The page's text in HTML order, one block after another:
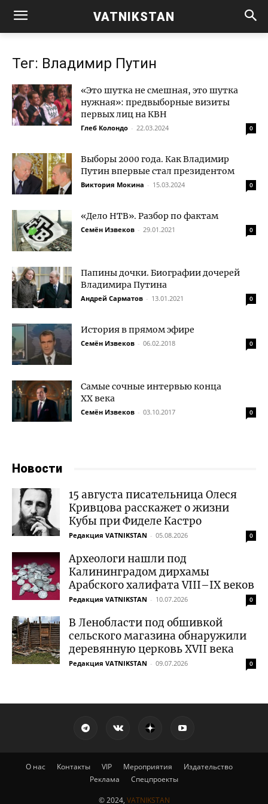
VATNIKSTAN
Тег: Владимир Путин
«Это шутка не смешная, это шутка
нужная»: предвыборные визиты
первых лиц на КВН
Глеб Колондо - 22.03.2024 0
Выборы 2000 года. Как Владимир
Путин впервые стал президентом
Виктория Мокина - 15.03.2024 0
«Дело НТВ». Разбор по фактам
Семён Извеков - 29.01.2021 0
Папины дочки. Биографии дочерей
Владимира Путина
Андрей Сарматов - 13.01.2021 0
История в прямом эфире
Семён Извеков - 06.02.2018 0
Самые сочные интервью конца
XX века
Семён Извеков - 03.10.2017 0
Новости
15 августа писательница Олеся
Кривцова расскажет о жизни
Кубы при Фиделе Кастро
Редакция VATNIKSTAN - 05.08.2026 0
Археологи нашли под
Калининградом дирхамы
Арабского халифата VIII–IX веков
Редакция VATNIKSTAN - 10.07.2026 0
В Ленобласти под обшивкой
сельского магазина обнаружили
деревянную церковь XVII века
Редакция VATNIKSTAN - 09.07.2026 0
О нас Контакты VIP Мероприятия
Издательство
Реклама
Спецпроекты
© 2024, VATNIKSTAN